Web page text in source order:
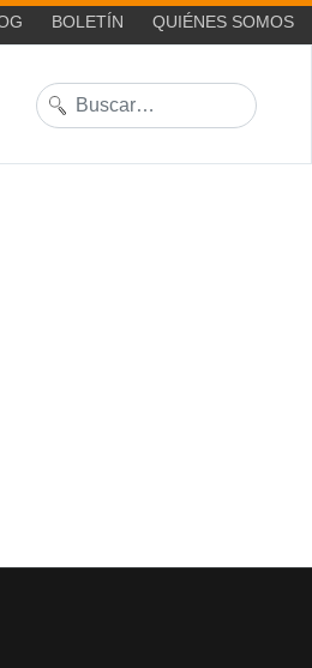
BOLETÍN QUIÉNES SOMOS
Buscar